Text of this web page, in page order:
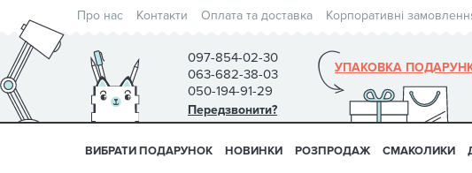
Про нас Контакти Оплата та доставка Корпоративні
097-854-02-30
063-682-38-03
050-194-91-29
Передзвонити?
УПАКОВКА
ВИБРАТИ ПОДАРУНОК НОВИНКИ РОЗПРОДАЖ СМАКОЛИКИ